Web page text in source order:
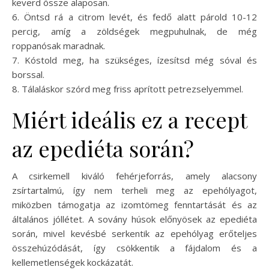
keverd össze alaposan.
6. Öntsd rá a citrom levét, és fedő alatt párold 10-12
percig, amíg a zöldségek megpuhulnak, de még
roppanósak maradnak.
7. Kóstold meg, ha szükséges, ízesítsd még sóval és
borssal.
8. Tálaláskor szórd meg friss aprított petrezselyemmel.
Miért ideális ez a recept
az epediéta során?
A csirkemell kiváló fehérjeforrás, amely alacsony
zsírtartalmú, így nem terheli meg az epehólyagot,
miközben támogatja az izomtömeg fenntartását és az
általános jóllétet. A sovány húsok előnyösek az epediéta
során, mivel kevésbé serkentik az epehólyag erőteljes
összehúzódását, így csökkentik a fájdalom és a
kellemetlenségek kockázatát.